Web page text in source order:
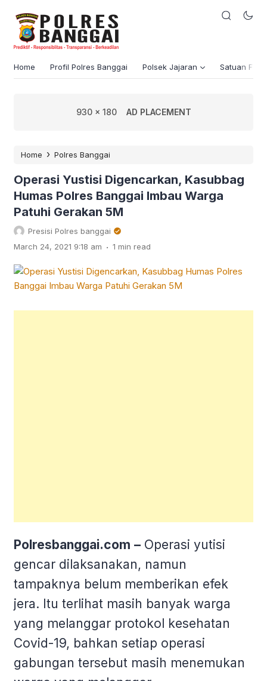
Home Profil Polres Banggai Polsek Jajaran Satuan
930 x 180 AD PLACEMENT
Home › Polres Banggai
Operasi Yustisi Digencarkan, Kasubbag
Humas Polres Banggai Imbau Warga
Patuhi Gerakan 5M
Presisi Polres banggai
March 24, 2021 9:18 am . 1 min read
Polresbanggai.com – Operasi yutisi
gencar dilaksanakan, namun
tampaknya belum memberikan efek
jera. Itu terlihat masih banyak warga
yang melanggar protokol kesehatan
Covid-19, bahkan setiap operasi
gabungan tersebut masih menemukan